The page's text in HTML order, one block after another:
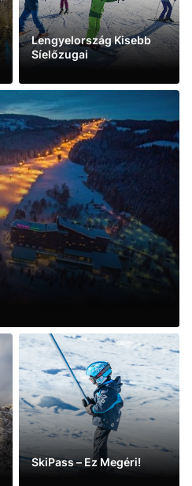
Lengyelország Kisebb
Síelőzugai
See more
SkiPass – Ez Megéri!